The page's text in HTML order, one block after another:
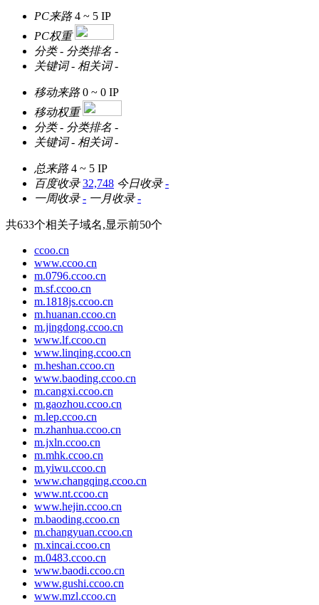
PC来路 4 ~ 5 IP
PC权重
分类 - 分类排名 -
关键词 - 相关词 -
移动来路 0 ~ 0 IP
移动权重
分类 - 分类排名 -
关键词 - 相关词 -
总来路 4 ~ 5 IP
百度收录 32,748 今日收录 -
一周收录 - 一月收录 -
共633个相关子域名,显示前50个
ccoo.cn
www.ccoo.cn
m.0796.ccoo.cn
m.sf.ccoo.cn
m.1818js.ccoo.cn
m.huanan.ccoo.cn
m.jingdong.ccoo.cn
www.lf.ccoo.cn
www.linqing.ccoo.cn
m.heshan.ccoo.cn
www.baoding.ccoo.cn
m.cangxi.ccoo.cn
m.gaozhou.ccoo.cn
m.lep.ccoo.cn
m.zhanhua.ccoo.cn
m.jxln.ccoo.cn
m.mhk.ccoo.cn
m.yiwu.ccoo.cn
www.changqing.ccoo.cn
www.nt.ccoo.cn
www.hejin.ccoo.cn
m.baoding.ccoo.cn
m.changyuan.ccoo.cn
m.xincai.ccoo.cn
m.0483.ccoo.cn
www.baodi.ccoo.cn
www.gushi.ccoo.cn
www.mzl.ccoo.cn